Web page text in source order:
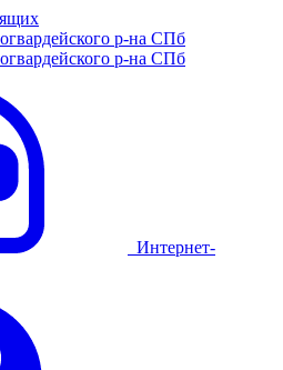
Интернет-